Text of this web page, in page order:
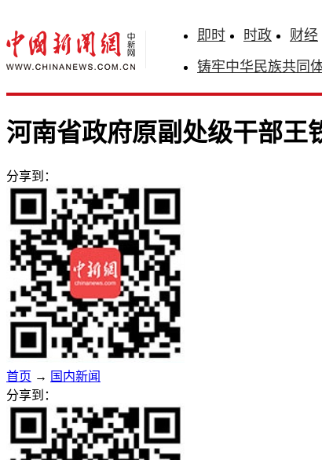
即时 时政 财经
铸牢中华民族共同
河南省政府原副处级干部王
分享到：
首页 → 国内新闻
分享到：